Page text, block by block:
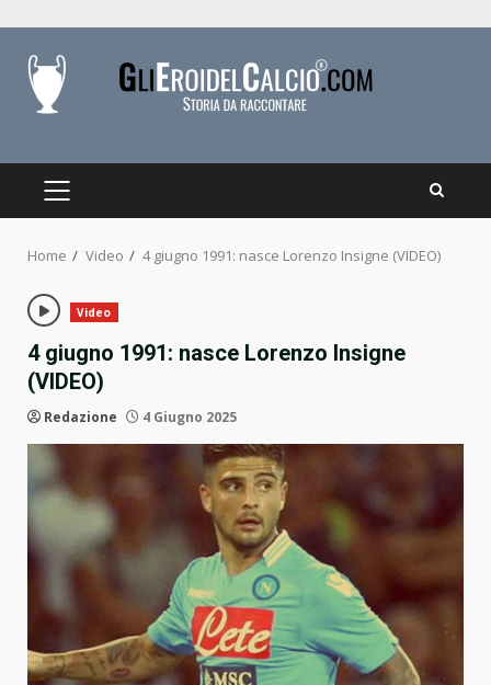
content
PRIMARY
Home Video 4 giugno 1991: nasce Lorenzo Insigne (VIDEO)
Video
4 giugno 1991: nasce Lorenzo Insigne
(VIDEO)
Redazione 4 Giugno 2025